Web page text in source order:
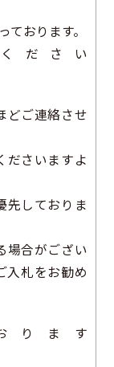
おります。
ださい
どご連絡させ
さいますよ
しておりま
合がござい
入札をお勧め
ります